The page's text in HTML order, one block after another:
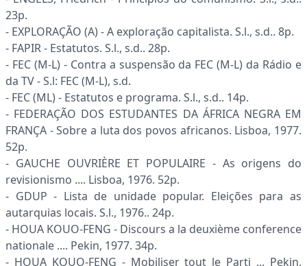
23p.
- EXPLORAÇÃO (A) - A exploração capitalista. S.l., s.d.. 8p.
- FAPIR - Estatutos. S.l., s.d.. 28p.
- FEC (M-L) - Contra a suspensão da FEC (M-L) da Rádio e
da TV - S.l: FEC (M-L), s.d.
- FEC (ML) - Estatutos e programa. S.l., s.d.. 14p.
- FEDERAÇÃO DOS ESTUDANTES DA ÁFRICA NEGRA EM
FRANÇA - Sobre a luta dos povos africanos. Lisboa, 1977.
52p.
- GAUCHE OUVRIÈRE ET POPULAIRE - As origens do
revisionismo .... Lisboa, 1976. 52p.
- GDUP - Lista de unidade popular. Eleições para as
autarquias locais. S.l., 1976.. 24p.
- HOUA KOUO-FENG - Discours a la deuxième conference
nationale .... Pekin, 1977. 34p.
- HOUA KOUO-FENG - Mobiliser tout le Parti ... Pekin,